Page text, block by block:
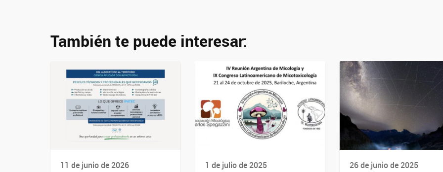
También te puede interesar:
11 de junio de 2026 1 de julio de 2025 26 de junio de 2025